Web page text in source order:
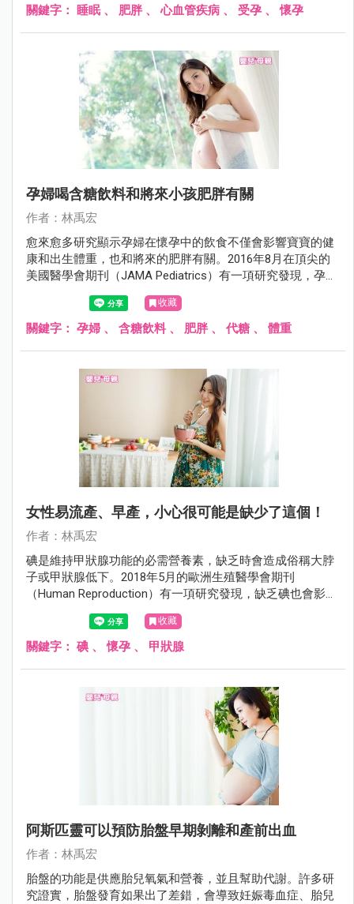
關鍵字： 睡眠、 肥胖、心血管疾病 、 受孕 、懷孕
孕婦喝含糖飲料和將來小孩肥胖有關
作者：林禹宏
愈來愈多研究顯示孕婦在懷孕中的飲食不僅會影響寶寶的健
康和出生體重，也和將來的肥胖有關。2016年8月在頂尖的
美國醫學會期刊（JAMA Pediatrics）有一項研究發現，孕婦
喝含糖飲料會影響將來小孩的體重。
收藏
關鍵字： 孕婦 、 含糖飲料 、 肥胖、 代糖 、 體重
女性易流產、早產，小心很可能是缺少了這個！
作者：林禹宏
碘是維持甲狀腺功能的必需營養素，缺乏時會造成俗稱大脖
子或甲狀腺低下。2018年5月的歐洲生殖醫學會期刊
（Human Reproduction）有一項研究發現，缺乏碘也會影響
收藏
關鍵字： 碘 、懷孕 、 甲狀腺
阿斯匹靈可以預防胎盤早期剝離和產前出血
作者：林禹宏
胎盤的功能是供應胎兒氧氣和營養，並且幫助代謝。許多研
究證實，胎盤發育如果出了差錯，會導致妊娠毒血症、胎兒